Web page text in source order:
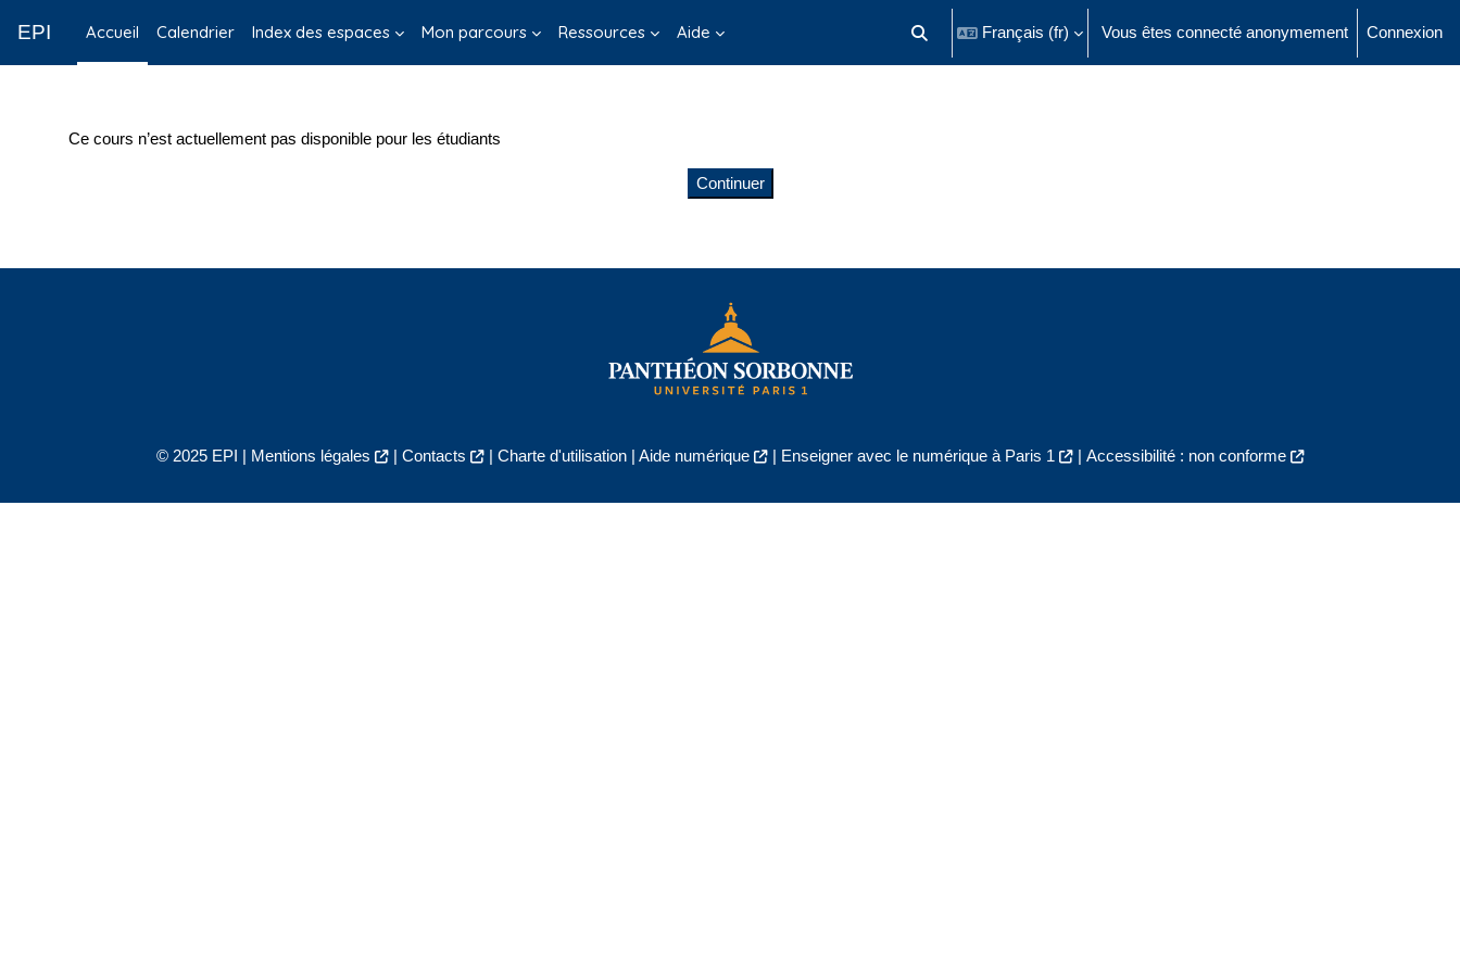
EPI Accueil Calendrier Index des espaces Mon parcours Ressources Aide Activer/désactiver la saisie de recherche
Français ‎(fr)‎ Vous êtes connecté anonymement Connexion
Ce cours n’est actuellement pas disponible pour les étudiants
Continuer
© 2025 EPI | Mentions légales | Contacts | Charte d'utilisation| Aide numérique | Enseigner avec le numérique à Paris 1 | Accessibilité : non conforme